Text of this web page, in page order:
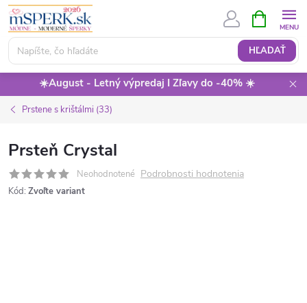
Prejsť
obsah
HĽADAŤ
KOŠÍK
☀️August - Letný výpredaj I Zľavy do -40% ☀️
Prstene s krištálmi (33)
Prsteň Crystal
Neohodnotené Podrobnosti hodnotenia
Kód: Zvoľte variant